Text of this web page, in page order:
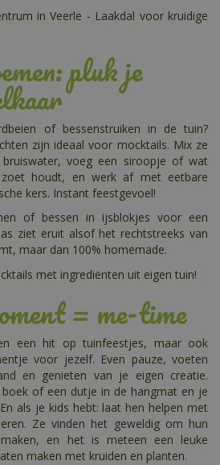
in Veerle - Laakdal voor kruidige
pluk je
of bessenstruiken in de tuin?
zijn ideaal voor mocktails. Mix ze
voeg een siroopje of wat
houdt, en werk af met eetbare
kers. Instant feestgevoel!
of bessen in ijsblokjes voor een
ziet eruit alsof het rechtstreeks van
maar dan 100% homemade.
= me-time
een hit op tuinfeestjes, maar ook
voor jezelf. Even pauze, voeten
en genieten van je eigen creatie.
of een dutje in de hangmat en je
als je kids hebt: laat hen helpen met
Ze vinden het geweldig om hun
en het is meteen een leuke
maken met kruiden en planten.